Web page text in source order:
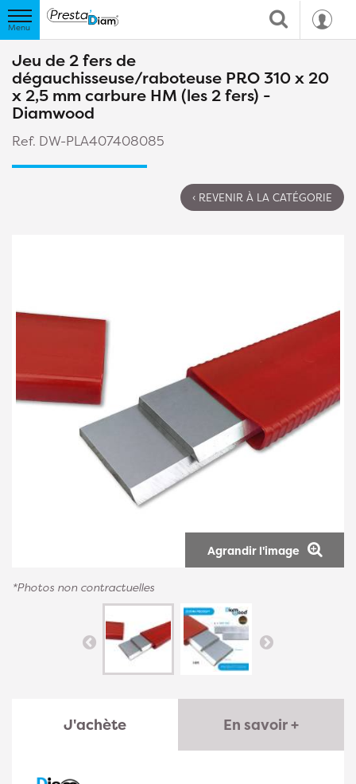
Jeu de 2 fers de
dégauchisseuse/raboteuse PRO 310 x 20
x 2,5 mm carbure HM (les 2 fers) -
Diamwood
Ref. DW-PLA407408085
‹ REVENIR À LA CATÉGORIE
Agrandir l'image
*Photos non contractuelles
J'achète En savoir +